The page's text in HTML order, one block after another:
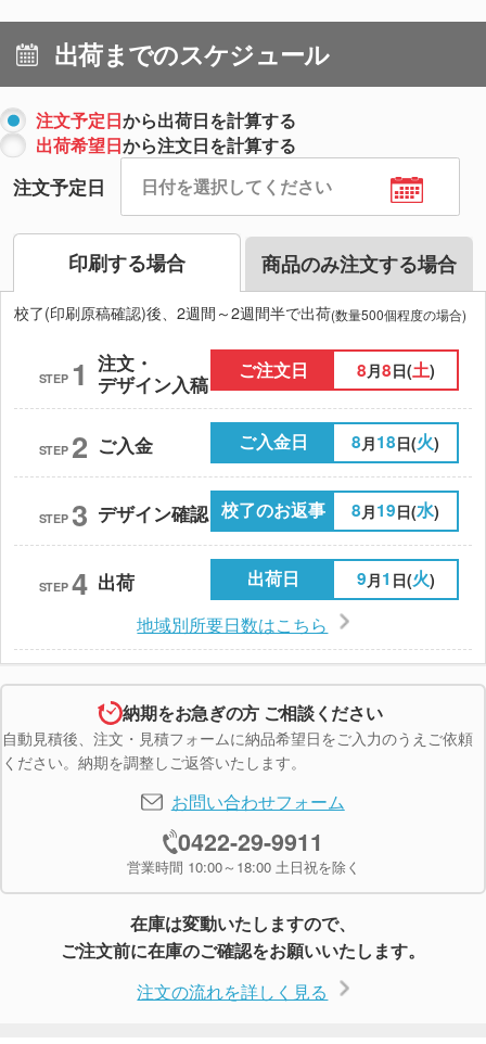
出荷までのスケジュール
注文予定日から出荷日を計算する
出荷希望日から注文日を計算する
注文予定日
印刷する場合 商品のみ注文する場合
校了(印刷原稿確認)後、2週間～2週間半で出荷(数量500個程度の場合)
STEP 1 注文・
デザイン入稿
ご注文日 8月8日(土)
STEP 2 ご入金 ご入金日 8 月18日(火)
STEP 3 デザイン確認 校了のお返事 8 月19日(水)
STEP 4 出荷 出荷日 9 月1 日(火)
地域別所要日数はこちら
納期をお急ぎの方 ご相談ください
自動見積後、注文・見積フォームに納品希望日をご入力のうえご依頼
ください。納期を調整しご返答いたします。
お問い合わせフォーム
0422-29-9911
営業時間 10:00～18:00 土日祝を除く
在庫は変動いたしますので、
ご注文前に在庫のご確認をお願いいたします。
注文の流れを詳しく見る